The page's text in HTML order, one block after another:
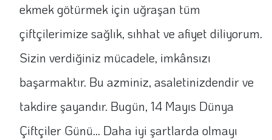
ekmek götürmek için uğraşan tüm
çiftçilerimize sağlık, sıhhat ve afiyet diliyorum.
Sizin verdiğiniz mücadele, imkânsızı
başarmaktır. Bu azminiz, asaletinizdendir ve
takdire şayandır. Bugün, 14 Mayıs Dünya
Çiftçiler Günü... Daha iyi şartlarda olmayı